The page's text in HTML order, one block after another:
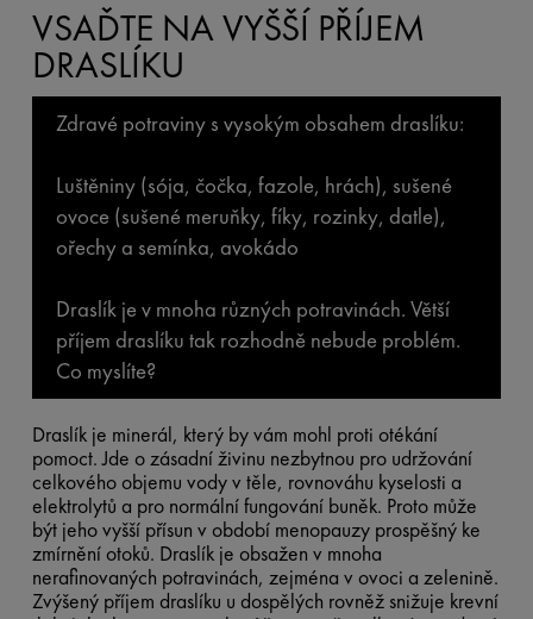
VSAĎTE NA VYŠŠÍ PŘÍJEM
DRASLÍKU
Zdravé potraviny s vysokým obsahem draslíku:
Luštěniny (sója, čočka, fazole, hrách), sušené
ovoce (sušené meruňky, fíky, rozinky, datle),
ořechy a semínka, avokádo
Draslík je v mnoha různých potravinách. Větší
příjem draslíku tak rozhodně nebude problém.
Co myslíte?
Draslík je minerál, který by vám mohl proti otékání
pomoct. Jde o zásadní živinu nezbytnou pro udržování
celkového objemu vody v těle, rovnováhu kyselosti a
elektrolytů a pro normální fungování buněk. Proto může
být jeho vyšší přísun v období menopauzy prospěšný ke
zmírnění otoků. Draslík je obsažen v mnoha
nerafinovaných potravinách, zejména v ovoci a zelenině.
Zvýšený příjem draslíku u dospělých rovněž snižuje krevní